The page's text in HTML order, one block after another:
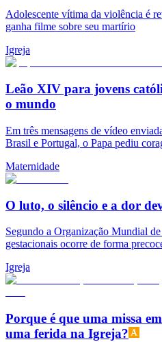
Adolescente vítima da violência é
ganha filme sobre seu martírio
Igreja
Leão XIV para jovens
o mundo
Em três mensagens de vídeo
Brasil e Portugal, o Papa pediu
Maternidade
O luto, o silêncio e a dor
Segundo a Organização Mundial
gestacionais ocorre de forma
Igreja
Porque é que uma missa
uma ferida na Igreja?